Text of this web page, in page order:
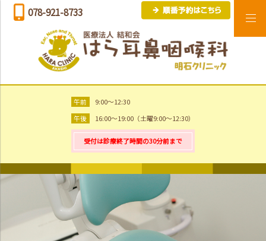
午前
9:00～12:30
午後
16:00～19:00（土曜9:00～12:30）
受付は診療終了時間の30分前まで
078-921-8733